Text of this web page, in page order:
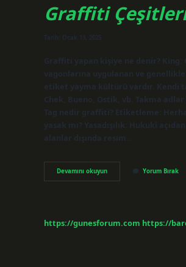
Graffiti
Tarih: Ocak 13, 2025
Graffiti yapan kişiye ne denir?
vagonlarına uygulanan ve
etiket yayma kültürü vardır. Kendi
Chek, Bueno, Ostik, vb. Takma
Tag nedir graffiti? Etiketleme:
yasak mı? Yasadışılık: Hukuki
alanlar dışında resim…
Devamını okuyunGraffiti
Çeşitleri
Yorum Bırak
https://gunesforum.com https://